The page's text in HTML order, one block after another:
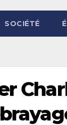
SOCIÉTÉ